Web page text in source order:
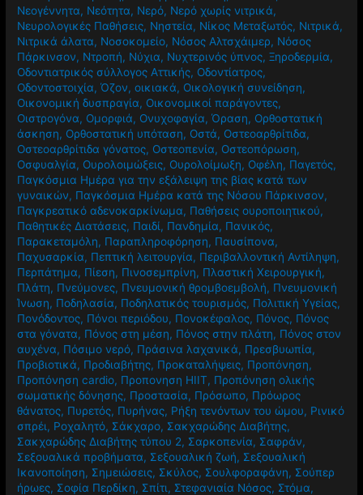
Νεογέννητα, Νεότητα, Νερό, Νερό χωρίς νιτρικά,
Νευρολογικές Παθήσεις, Νηστεία, Νίκος Μεταξωτός, Νιτρικά,
Νιτρικά άλατα, Νοσοκομείο, Νόσος Αλτσχάιμερ, Νόσος
Πάρκινσον, Ντροπή, Νύχια, Νυχτερινός ύπνος,Ξηροδερμία,
Οδοντιατρικός σύλλογος Αττικής, Οδοντίατρος,
Οδοντοστοιχία,Όζον,οικιακά, Οικολογική συνείδηση,
Οικονομική δυσπραγία, Οικονομικοί παράγοντες,
Οιστρογόνα, Ομορφιά, Ονυχοφαγία,Όραση, Ορθοστατική
άσκηση, Ορθοστατική υπόταση, Οστά, Οστεοαρθρίτιδα,
Οστεοαρθρίτιδα γόνατος, Οστεοπενία, Οστεοπόρωση,
Οσφυαλγία, Ουρολοιμώξεις, Ουρολοίμωξη, Οφέλη, Παγετός,
Παγκόσμια Ημέρα για την εξάλειψη της βίας κατά των
γυναικών, Παγκόσμια Ημέρα κατά της Νόσου Πάρκινσον,
Παγκρεατικό αδενοκαρκίνωμα, Παθήσεις ουροποιητικού,
Παθητικές Διατάσεις, Παιδί, Πανδημία, Πανικός,
Παρακεταμόλη, Παραπληροφόρηση, Παυσίπονα,
Παχυσαρκία, Πεπτική λειτουργία, Περιβαλλοντική Αντίληψη,
Περπάτημα, Πίεση, Πινοσεμπρίνη, Πλαστική Χειρουργική,
Πλάτη, Πνεύμονες, Πνευμονική θρομβοεμβολή, Πνευμονική
Ίνωση, Ποδηλασία, Ποδηλατικός τουρισμός, Πολιτική Υγείας,
Πονόδοντος, Πόνοι περιόδου, Πονοκέφαλος, Πόνος, Πόνος
στα γόνατα, Πόνος στη μέση, Πόνος στην πλάτη, Πόνος στον
αυχένα, Πόσιμο νερό, Πράσινα λαχανικά, Πρεσβυωπία,
Προβιοτικά, Προδιαβήτης, Προκαταλήψεις, Προπόνηση,
Προπόνηση cardio, Προπονηση HIIT, Προπόνηση ολικής
σωματικής δόνησης, Προστασία, Πρόσωπο, Πρόωρος
θάνατος, Πυρετός, Πυρήνας, Ρήξη τενόντων του ώμου, Ρινικό
σπρέι, Ροχαλητό, Σάκχαρο, Σακχαρώδης Διαβήτης,
Σακχαρώδης Διαβήτης τύπου 2, Σαρκοπενία, Σαφράν,
Σεξουαλικά προβήματα, Σεξουαλική ζωή, Σεξουαλική
Ικανοποίηση, Σημειώσεις, Σκύλος, Σουλφοραφάνη, Σούπερ
ήρωες, Σοφία Περδίκη, Σπίτι, Στεφανιαία Νόσος, Στόμα,